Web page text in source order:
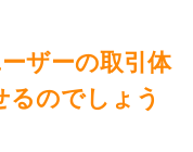
ザーの取引体
のでしょう